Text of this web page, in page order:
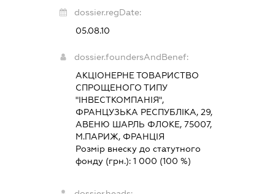
dossier.regDate:
05.08.10
dossier.foundersAndBenef:
АКЦІОНЕРНЕ ТОВАРИСТВО
СПРОЩЕНОГО ТИПУ
"ІНВЕСТКОМПАНІЯ",
ФРАНЦУЗЬКА РЕСПУБЛІКА, 29,
АВЕНЮ ШАРЛЬ ФЛОКЕ, 75007,
М.ПАРИЖ, ФРАНЦІЯ
Розмір внеску до статутного
фонду (грн.): 1 000 (100 %)